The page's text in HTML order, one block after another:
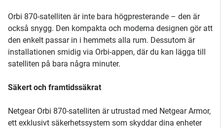
Orbi 870-satelliten är inte bara högpresterande – den är
också snygg. Den kompakta och moderna designen gör att
den enkelt passar in i hemmets alla rum. Dessutom är
installationen smidig via Orbi-appen, där du kan lägga till
satelliten på bara några minuter.
Säkert och framtidssäkrat
Netgear Orbi 870-satelliten är utrustad med Netgear Armor,
ett exklusivt säkerhetssystem som skyddar dina enheter